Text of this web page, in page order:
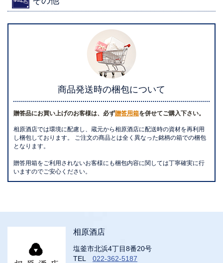
商品発送時の梱包について
贈答品にお買い上げのお客様は、必ず贈答用箱を併せてご購入下さい。
相原酒店では環境に配慮し、蔵元から相原酒店に配送時の資材を再利用
し梱包しております。 ご注文の商品とは全く異なった銘柄の箱での梱包
となります。
贈答用箱をご利用されないお客様にも梱包内容に関しては丁寧確実に行
いますのでご安心ください。
相原酒店
塩釜市北浜4丁目8番20号
TEL 022-362-5187